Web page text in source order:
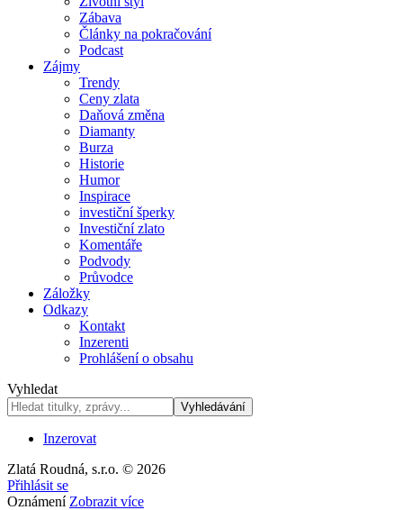
Zábava
Články na pokračování
Podcast
Zájmy
Trendy
Ceny zlata
Daňová změna
Diamanty
Burza
Historie
Humor
Inspirace
investiční šperky
Investiční zlato
Komentáře
Podvody
Průvodce
Záložky
Odkazy
Kontakt
Inzerenti
Prohlášení o obsahu
Vyhledat
Inzerovat
Zlatá Roudná, s.r.o. © 2026
Přihlásit se
Oznámení Zobrazit více